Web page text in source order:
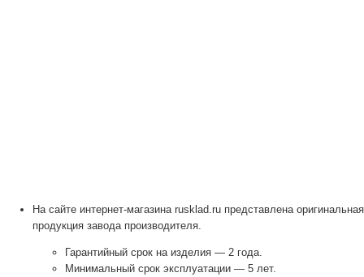
На сайте интернет-магазина rusklad.ru представлена оригинальная
продукция завода производителя.
Гарантийный срок на изделия — 2 года.
Минимальный срок эксплуатации — 5 лет.